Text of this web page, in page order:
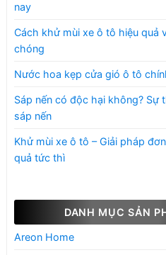
nay
Cách khử mùi xe ô tô hiệu quả
chóng
Nước hoa kẹp cửa gió ô tô
Sáp nến có độc hại không? Sự
sáp nến
Khử mùi xe ô tô – Giải pháp
quả tức thì
DANH MỤC SẢN
Areon Home